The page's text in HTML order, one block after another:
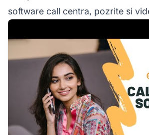
software call centra, pozrite si